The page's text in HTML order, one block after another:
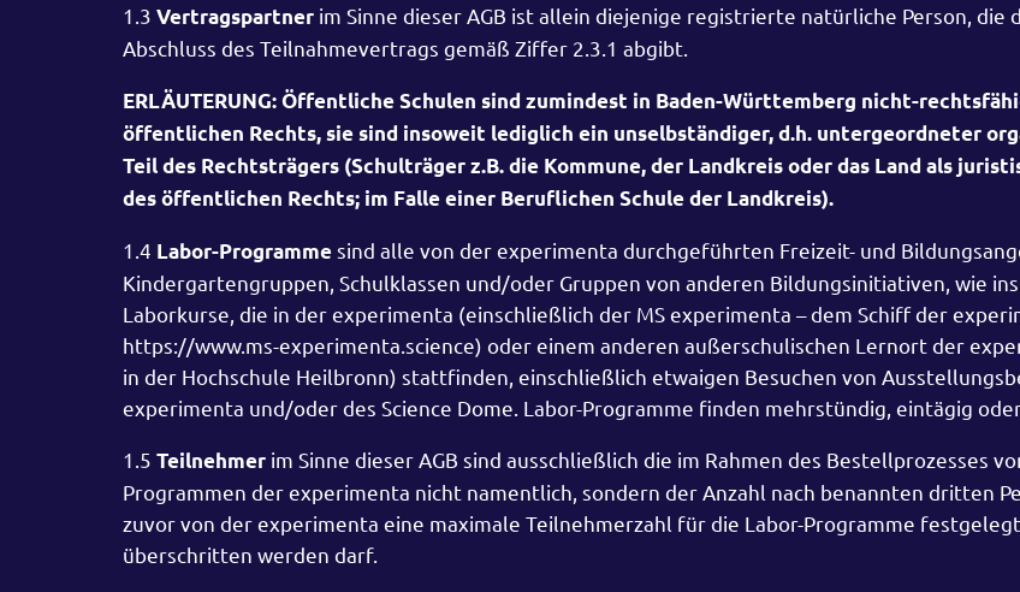
1.3 Vertragspartner im Sinne dieser AGB ist allein diejenige registrierte natürliche Person, die
Abschluss des Teilnahmevertrags gemäß Ziffer 2.3.1 abgibt.
ERLÄUTERUNG: Öffentliche Schulen sind zumindest in Baden-Württemberg nicht-
öffentlichen Rechts, sie sind insoweit lediglich ein unselbständiger, d.h. untergeordneter
Teil des Rechtsträgers (Schulträger z.B. die Kommune, der Landkreis oder das Land als
des öffentlichen Rechts; im Falle einer Beruflichen Schule der Landkreis).
1.4 Labor-Programmesind alle von der experimenta durchgeführten Freizeit- und
Kindergartengruppen, Schulklassen und/oder Gruppen von anderen Bildungsinitiativen, wie
Laborkurse, die in der experimenta (einschließlich der MS experimenta – dem Schiff der
https://www.ms-experimenta.science) oder einem anderen außerschulischen Lernort der
in der Hochschule Heilbronn) stattfinden, einschließlich etwaigen Besuchen von
experimenta und/oder des Science Dome. Labor-Programme finden mehrstündig, eintägig
1.5 Teilnehmer im Sinne dieser AGB sind ausschließlich die im Rahmen des Bestellprozesses
Programmen der experimenta nicht namentlich, sondern der Anzahl nach benannten dritten
zuvor von der experimenta eine maximale Teilnehmerzahl für die Labor-Programme
überschritten werden darf.